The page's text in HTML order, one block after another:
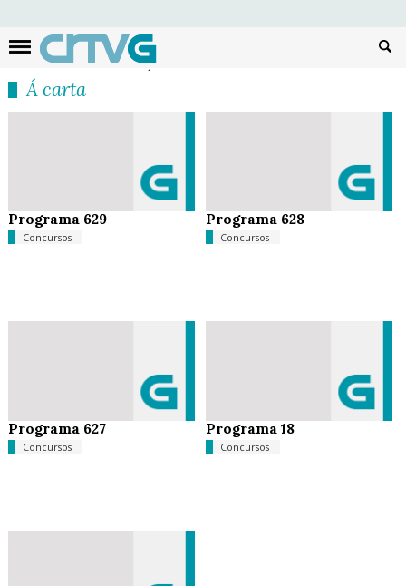
Á carta
Programa 629
Concursos
Programa 628
Concursos
Programa 627
Concursos
Programa 18
Concursos